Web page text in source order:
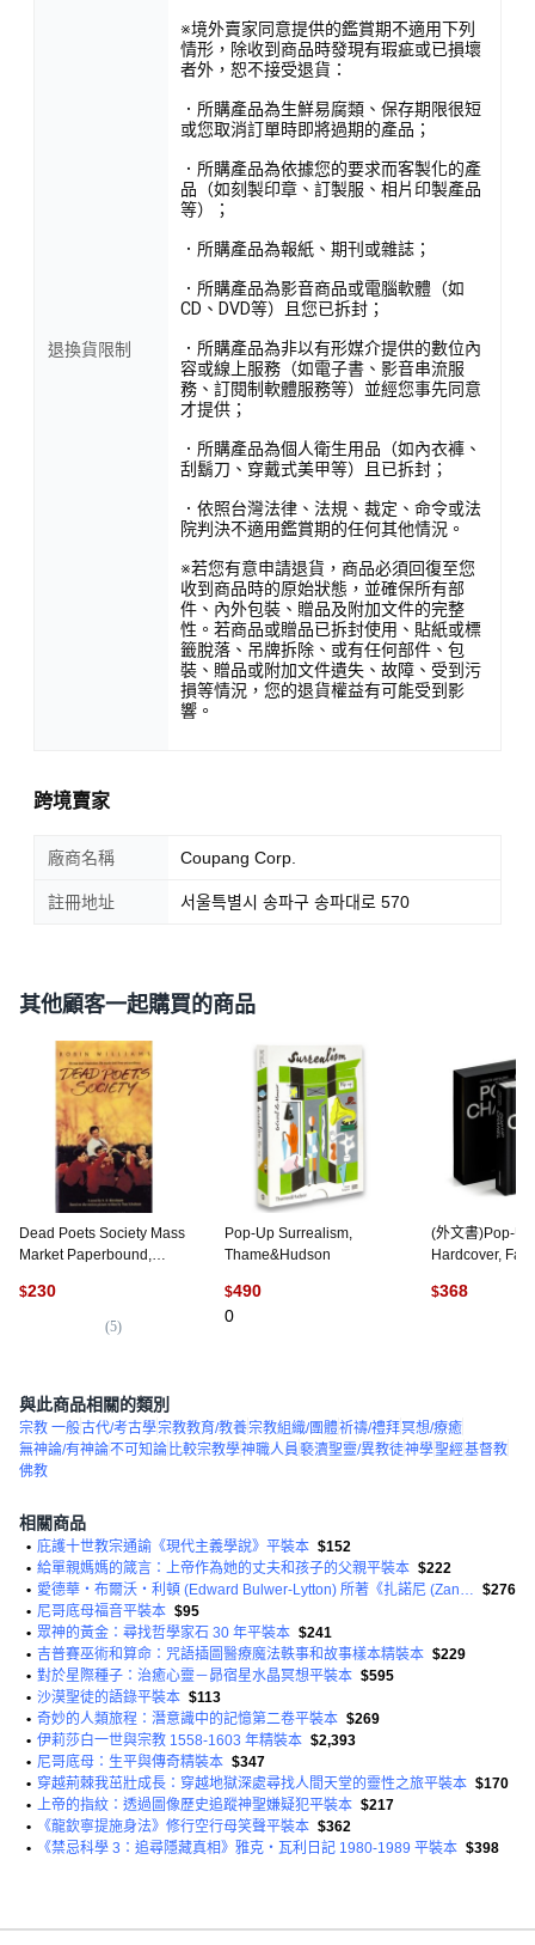
退換貨限制
※境外賣家同意提供的鑑賞期不適用下列
情形，除收到商品時發現有瑕疵或已損壞
者外，恕不接受退貨：
．所購產品為生鮮易腐類、保存期限很短
或您取消訂單時即將過期的產品；
．所購產品為依據您的要求而客製化的產
品（如刻製印章、訂製服、相片印製產品
等）；
．所購產品為報紙、期刊或雜誌；
．所購產品為影音商品或電腦軟體（如
CD、DVD等）且您已拆封；
．所購產品為非以有形媒介提供的數位內
容或線上服務（如電子書、影音串流服
務、訂閱制軟體服務等）並經您事先同意
才提供；
．所購產品為個人衛生用品（如內衣褲、
刮鬍刀、穿戴式美甲等）且已拆封；
．依照台灣法律、法規、裁定、命令或法
院判決不適用鑑賞期的任何其他情況。
※若您有意申請退貨，商品必須回復至您
收到商品時的原始狀態，並確保所有部
件、內外包裝、贈品及附加文件的完整
性。若商品或贈品已拆封使用、貼紙或標
籤脫落、吊牌拆除、或有任何部件、包
裝、贈品或附加文件遺失、故障、受到污
損等情況，您的退貨權益有可能受到影
響。
跨境賣家
廠商名稱 Coupang Corp.
註冊地址 서울특별시 송파구 송파대로 570
其他顧客一起購買的商品
Dead Poets Society Mass
Market Paperbound,
$230
(5)
Pop-Up Surrealism,
Thame&Hudson
$490
0
(外文書)Pop-
Hardcover,
$368
與此商品相關的類別
宗教 一般古代/考古學宗教教育/教養宗教組織/團體祈禱/禮拜冥想/療癒
無神論/有神論不可知論比較宗教學神職人員褻瀆聖靈/異教徒神學聖經基督教
佛教
相關商品
• 庇護十世教宗通諭《現代主義學說》平裝本 $152
• 給單親媽媽的箴言：上帝作為她的丈夫和孩子的父親平裝本 $222
•
愛德華‧布爾沃‧利頓 (Edward Bulwer-Lytton) 所著《扎諾尼 (Zanoni)》《身體、心靈與精神：赫爾墨斯主義與薔薇十字會主義》平裝本 $276
• 尼哥底母福音平裝本 $95
• 眾神的黃金：尋找哲學家石 30 年平裝本 $241
• 吉普賽巫術和算命：咒語插圖醫療魔法軼事和故事樣本精裝本 $229
• 對於星際種子：治癒心靈－昴宿星水晶冥想平裝本 $595
• 沙漠聖徒的語錄平裝本 $113
• 奇妙的人類旅程：潛意識中的記憶第二卷平裝本 $269
• 伊莉莎白一世與宗教 1558-1603 年精裝本 $2,393
• 尼哥底母：生平與傳奇精裝本 $347
• 穿越荊棘我茁壯成長：穿越地獄深處尋找人間天堂的靈性之旅平裝本 $170
• 上帝的指紋：透過圖像歷史追蹤神聖嫌疑犯平裝本 $217
•
《龍欽寧提施身法》修行空行母笑聲平裝本 $362
•
《禁忌科學 3：追尋隱藏真相》雅克‧瓦利日記 1980-1989 平裝本 $398